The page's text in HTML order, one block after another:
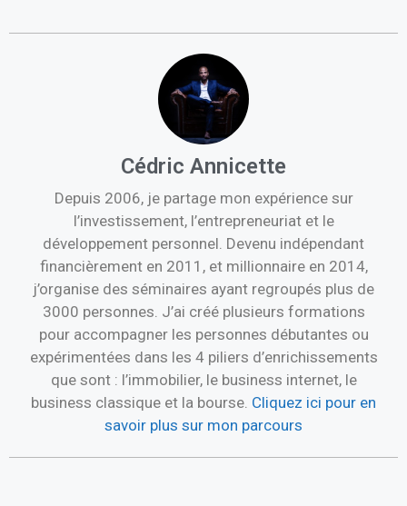
Cédric Annicette
Depuis 2006, je partage mon expérience sur
l’investissement, l’entrepreneuriat et le
développement personnel. Devenu indépendant
financièrement en 2011, et millionnaire en 2014,
j’organise des séminaires ayant regroupés plus de
3000 personnes. J’ai créé plusieurs formations
pour accompagner les personnes débutantes ou
expérimentées dans les 4 piliers d’enrichissements
que sont : l’immobilier, le business internet, le
business classique et la bourse. Cliquez ici pour en
savoir plus sur mon parcours